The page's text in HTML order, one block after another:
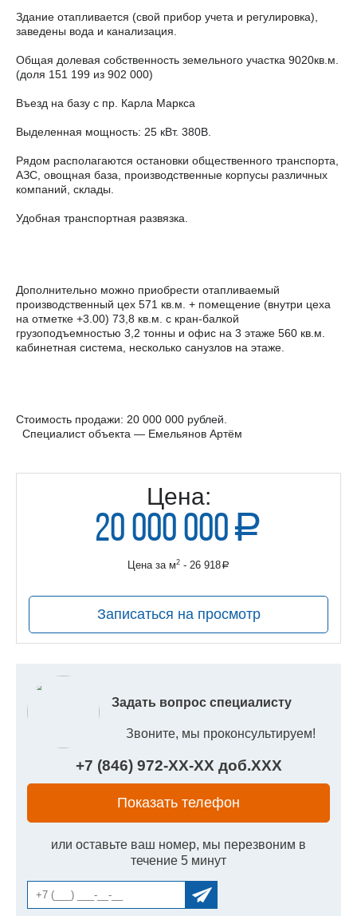
Здание отапливается (свой прибор учета и регулировка),
заведены вода и канализация.
Общая долевая собственность земельного участка 9020кв.м.
(доля 151 199 из 902 000)
Въезд на базу с пр. Карла Маркса
Выделенная мощность: 25 кВт. 380В.
Рядом располагаются остановки общественного транспорта,
АЗС, овощная база, производственные корпусы различных
компаний, склады.
Удобная транспортная развязка.
Дополнительно можно приобрести отапливаемый
производственный цех 571 кв.м. + помещение (внутри цеха
на отметке +3.00) 73,8 кв.м. с кран-балкой
грузоподъемностью 3,2 тонны и офис на 3 этаже 560 кв.м.
кабинетная система, несколько санузлов на этаже.
Стоимость продажи: 20 000 000 рублей.
Специалист объекта — Емельянов Артём
Цена:
20 000 000 a
руб.
Цена за м2 - 26 918 a
Записаться на просмотр
Задать вопрос специалисту
Звоните, мы проконсультируем!
+7 (846) 972-XX-XX доб.XXX
Показать телефон
или оставьте ваш номер, мы перезвоним в
течение 5 минут